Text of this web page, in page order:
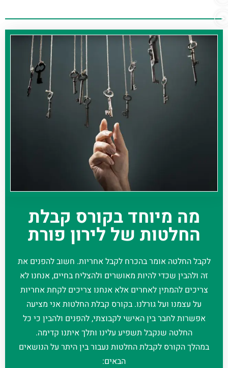
מה מיוחד בקורס קבלת
החלטות של לירון פורת
לקבל החלטה אומר בהכרח לקבל אחריות. חשוב להפנים את
זה ולהבין שכדי להיות מאושרים ולהצליח בחיים, אנחנו לא
צריכים להמתין לאחרים אלא אנחנו צריכים לקחת אחריות
על עצמנו ועל גורלנו. בקורס קבלת החלטות אני מציעה
אפשרות לחבר בין האישי לקבוצתי, להפנים ולהבין כי כל
החלטה שנקבל תשפיע עלינו ותלך איתנו קדימה.
במהלך הקורס לקבלת החלטות נעבור בין היתר על הנושאים
הבאים: